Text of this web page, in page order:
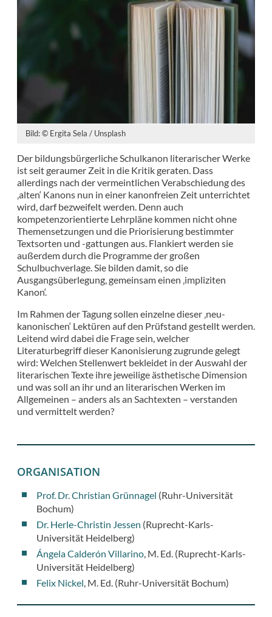
Bild: © Ergita Sela / Unsplash
Der bildungsbürgerliche Schulkanon literarischer Werke
ist seit geraumer Zeit in die Kritik geraten. Dass
allerdings nach der vermeintlichen Verabschiedung des
‚alten‘ Kanons nun in einer kanonfreien Zeit unterrichtet
wird, darf bezweifelt werden. Denn auch
kompetenzorientierte Lehrpläne kommen nicht ohne
Themensetzungen und die Priorisierung bestimmter
Textsorten und -gattungen aus. Flankiert werden sie
außerdem durch die Programme der großen
Schulbuchverlage. Sie bilden damit, so die
Ausgangsüberlegung, gemeinsam einen ‚impliziten
Kanon‘.
Im Rahmen der Tagung sollen einzelne dieser ‚neu-
kanonischen‘ Lektüren auf den Prüfstand gestellt werden.
Leitend wird dabei die Frage sein, welcher
Literaturbegriff dieser Kanonisierung zugrunde gelegt
wird: Welchen Stellenwert bekleidet in der Auswahl der
literarischen Texte ihre jeweilige ästhetische Dimension
und was soll an ihr und an literarischen Werken im
Allgemeinen – anders als an Sachtexten – verstanden
und vermittelt werden?
ORGANISATION
Prof. Dr. Christian Grünnagel (Ruhr-Universität
Bochum)
Dr. Herle-Christin Jessen (Ruprecht-Karls-
Universität Heidelberg)
Ángela Calderón Villarino, M. Ed. (Ruprecht-Karls-
Universität Heidelberg)
Felix Nickel, M. Ed. (Ruhr-Universität Bochum)